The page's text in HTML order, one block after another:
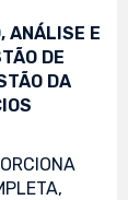
ANÁLISE E
DE
DA